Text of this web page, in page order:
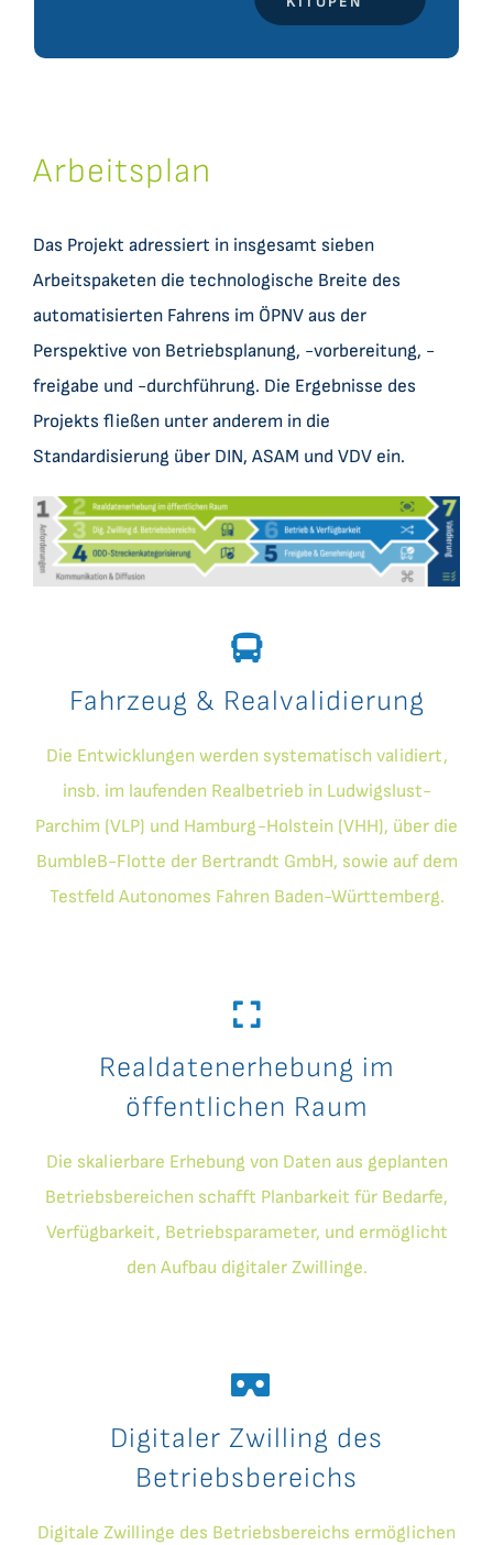
Arbeitsplan
Das Projekt adressiert in insgesamt sieben
Arbeitspaketen die technologische Breite des
automatisierten Fahrens im ÖPNV aus der
Perspektive von Betriebsplanung, -vorbereitung, -
freigabe und -durchführung. Die Ergebnisse des
Projekts fließen unter anderem in die
Standardisierung über DIN, ASAM und VDV ein.
Fahrzeug & Realvalidierung
Die Entwicklungen werden systematisch validiert,
insb. im laufenden Realbetrieb in Ludwigslust-
Parchim (VLP) und Hamburg-Holstein (VHH), über die
BumbleB-Flotte der Bertrandt GmbH, sowie auf dem
Testfeld Autonomes Fahren Baden-Württemberg.
Realdatenerhebung im
öffentlichen Raum
Die skalierbare Erhebung von Daten aus geplanten
Betriebsbereichen schafft Planbarkeit für Bedarfe,
Verfügbarkeit, Betriebsparameter, und ermöglicht
den Aufbau digitaler Zwillinge.
Digitaler Zwilling des
Betriebsbereichs
Digitale Zwillinge des Betriebsbereichs ermöglichen